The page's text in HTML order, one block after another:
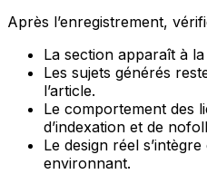
Après l’enregistrement,
La section apparaît à
Les sujets générés
l’article.
Le comportement des
d’indexation et de
Le design réel
environnant.